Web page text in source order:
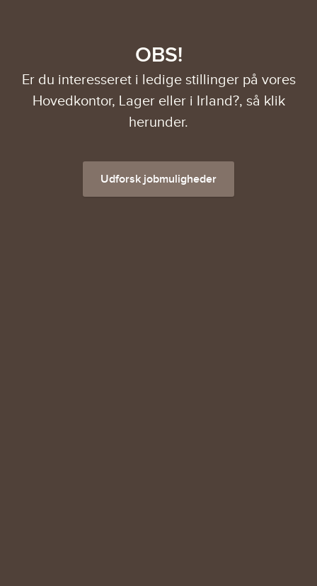
OBS!
Er du interesseret i ledige stillinger på vores
Hovedkontor, Lager eller i Irland?, så klik
herunder.
Udforsk jobmuligheder